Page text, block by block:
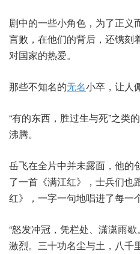
剧中的一些小角色，为了正义
言败，在他们的背后，还镌刻
对国家的热爱。
那些不知名的无名小卒，让人
“有的东西，胜过生与死”之类
沸腾。
岳飞在全片中并未露面，他的
了一首《满江红》，士兵们也
红》，一字一句地唱进了每一
“怒发冲冠，凭栏处、潇潇雨
激烈。三十功名尘与土，八千